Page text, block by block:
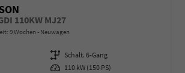
110KW MJ27
9 Wochen Neuwagen
Getriebe Schalt. 6-Gang
Leistung 110 kW (150 PS)